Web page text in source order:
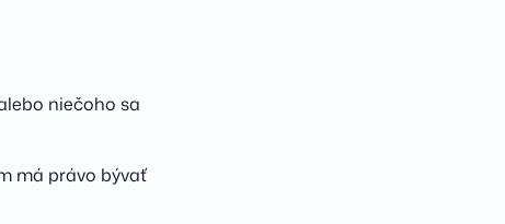
niečoho sa
má právo bývať